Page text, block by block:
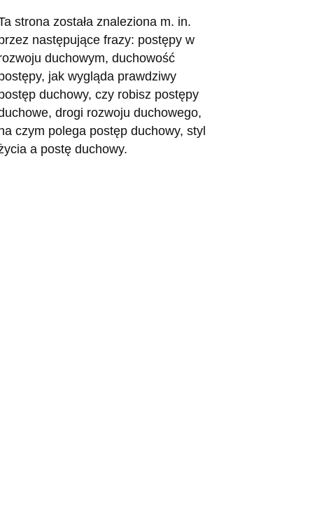
strona została znaleziona m. in.
następujące frazy: postępy w
duchowym, duchowość
jak wygląda prawdziwy
duchowy, czy robisz postępy
drogi rozwoju duchowego,
czym polega postęp duchowy, styl
a postę duchowy.